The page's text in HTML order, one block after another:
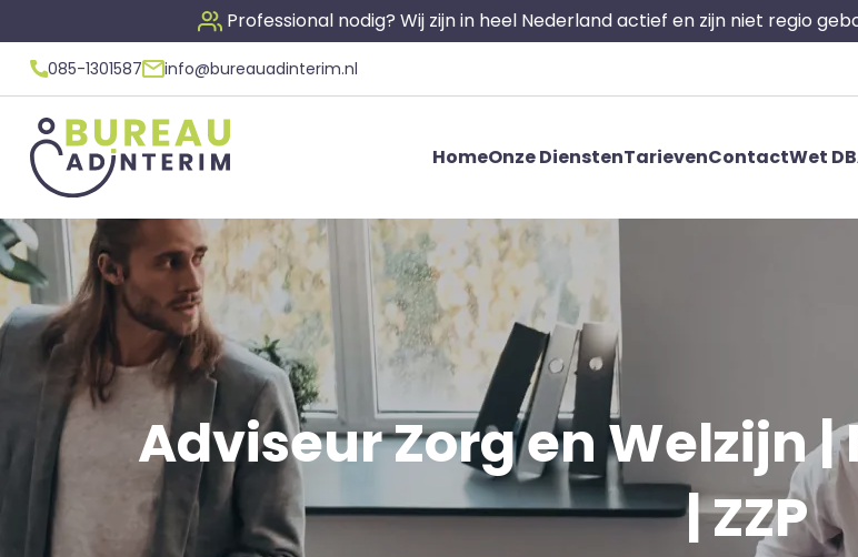
Professional nodig? Wij zijn in heel Nederland actief en zijn niet regio
085-1301587 info@bureauadinterim.nl
HomeOnze DienstenTarievenContactWet
Adviseur Zorg en Welzijn
| ZZP